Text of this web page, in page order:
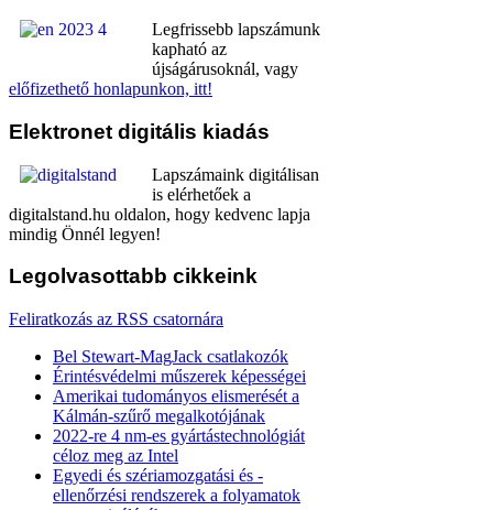
Legfrissebb lapszámunk
kapható az
újságárusoknál, vagy
előfizethető honlapunkon, itt!
Elektronet digitális kiadás
Lapszámaink digitálisan
is elérhetőek a
digitalstand.hu oldalon, hogy kedvenc lapja
mindig Önnél legyen!
Legolvasottabb cikkeink
Feliratkozás az RSS csatornára
Bel Stewart-MagJack csatlakozók
Érintésvédelmi műszerek képességei
Amerikai tudományos elismerését a
Kálmán-szűrő megalkotójának
2022-re 4 nm-es gyártástechnológiát
céloz meg az Intel
Egyedi és szériamozgatási és -
ellenőrzési rendszerek a folyamatok